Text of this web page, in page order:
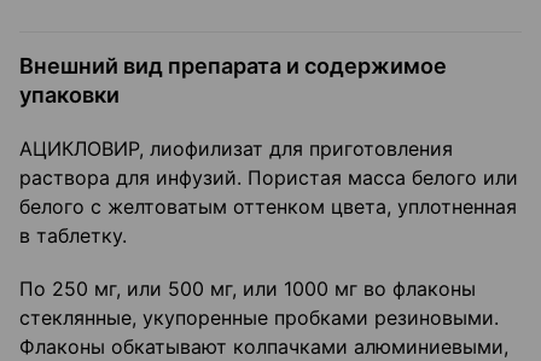
Внешний вид препарата и содержимое
упаковки
АЦИКЛОВИР, лиофилизат для приготовления
раствора для инфузий. Пористая масса белого или
белого с желтоватым оттенком цвета, уплотненная
в таблетку.
По 250 мг, или 500 мг, или 1000 мг во флаконы
стеклянные, укупоренные пробками резиновыми.
Флаконы обкатывают колпачками алюминиевыми,